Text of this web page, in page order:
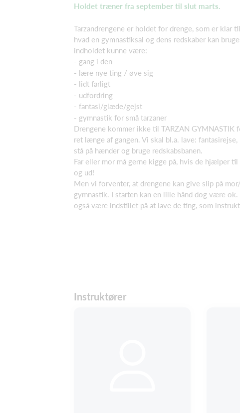
Holdet træner fra september til slut marts.
Tarzandrengene er holdet for drenge, som er klar
hvad en gymnastiksal og dens redskaber kan
indholdet kunne være:
- gang i den
- lære nye ting / øve sig
- lidt farligt
- udfordring
- fantasi/glæde/gejst
- gymnastik for små tarzaner
Drengene kommer ikke til TARZAN GYMNASTIK
ret længe af gangen. Vi skal bl.a. lave:
stå på hænder og bruge redskabsbanen.
Far eller mor må gerne kigge på, hvis de hjælper til
og ud!
Men vi forventer, at drengene kan give slip på
gymnastik. I starten kan en lille hånd dog være
også være indstillet på at lave de ting, som
Instruktører